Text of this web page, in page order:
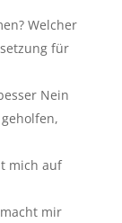
Welcher
für
Nein
mich auf
mir